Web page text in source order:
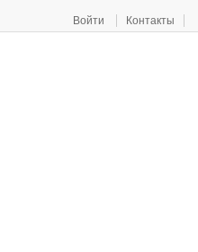
Войти Контакты